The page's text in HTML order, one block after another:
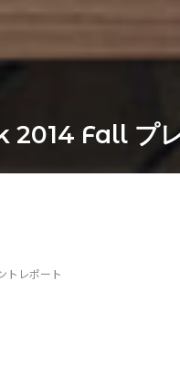
Fall プ
トレポート